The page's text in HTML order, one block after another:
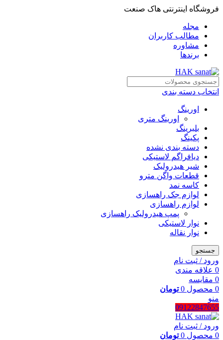
فروشگاه اینترنتی هاک صنعت
مجله
مطالب کاربران
مشاوره
برندها
انتخاب دسته بندی
اورینگ
اورینگ متری
بلبرینگ
پکینگ
دسته بندی نشده
دیافراگم لاستیکی
شیر هیدرولیک
قطعات واگن مترو
کاسه نمد
لوازم جک راهسازی
لوازم راهسازی
پمپ هیدرولیک راهسازی
نوار لاستیکی
نوار نقاله
جستجو
ورود / ثبت نام
0 علاقه مندی
0 مقایسه
0 محصول 0 تومان
منو
09122847655
ورود / ثبت نام
0 محصول 0 تومان